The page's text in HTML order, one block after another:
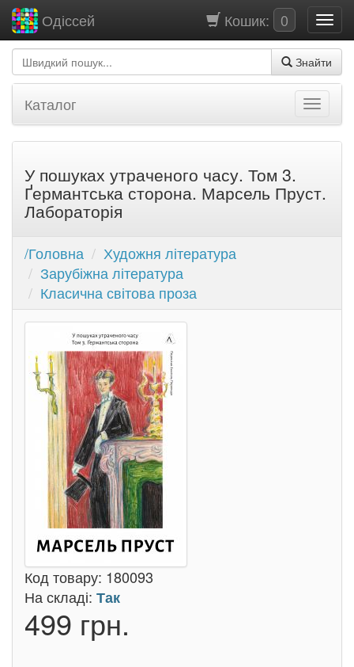
Кошик: 0
Одіссей
Знайти
Каталог
У пошуках утраченого часу. Том 3.
Ґермантська сторона. Марсель Пруст.
Лабораторія
/Головна
Художня література
Зарубіжна література
Класична світова проза
Код товару: 180093
На складі: Так
499 грн.